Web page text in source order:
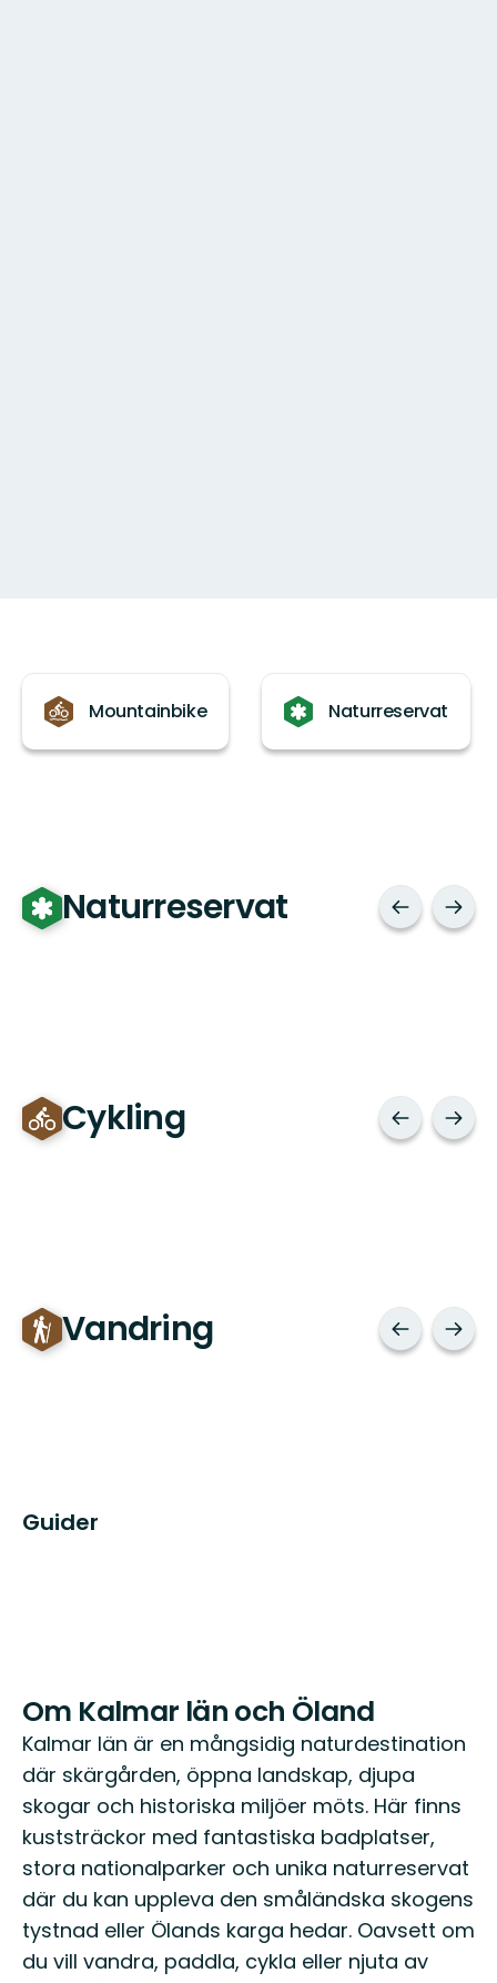
Mountainbike
Naturreservat
Naturreservat
Cykling
Vandring
Guider
Om Kalmar län och Öland
Kalmar län är en mångsidig naturdestination
där skärgården, öppna landskap, djupa
skogar och historiska miljöer möts. Här finns
kuststräckor med fantastiska badplatser,
stora nationalparker och unika naturreservat
där du kan uppleva den småländska skogens
tystnad eller Ölands karga hedar. Oavsett om
du vill vandra, paddla, cykla eller njuta av